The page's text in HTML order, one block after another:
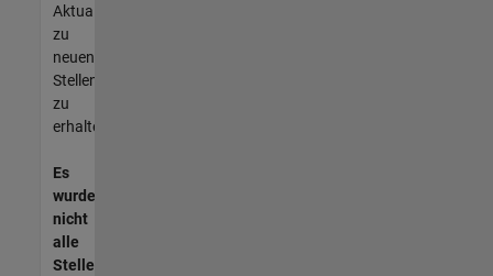
Aktualisierungen
zu
neuen
Stellenangeboten
zu
erhalten.
Es
wurden
nicht
alle
Stellen